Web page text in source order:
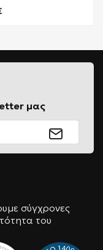
μας
σύγχρονες
του